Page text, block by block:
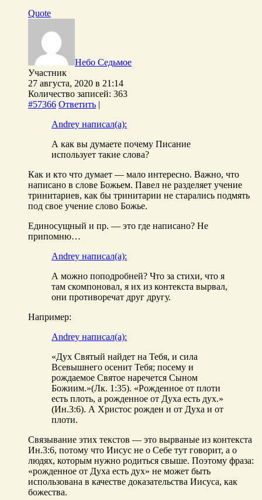
Quote
Небо Седьмое
Участник
27 августа, 2020 в 21:14
Количество записей: 363
#57366 Ответить |
Andrey написал(а):
А как вы думаете почему Писание
использует такие слова?
Как и кто что думает — мало интересно. Важно, что
написано в слове Божьем. Павел не разделяет учение
тринитариев, как бы тринитарии не старались подмять
под свое учение слово Божье.
Единосущный и пр. — это где написано? Не
припомню…
Andrey написал(а):
А можно поподробней? Что за стихи, что я
там скомпоновал, я их из контекста вырвал,
они противоречат друг другу.
Например:
Andrey написал(а):
«Дух Святый найдет на Тебя, и сила
Всевышнего осенит Тебя; посему и
рождаемое Святое наречется Сыном
Божиим.»(Лк. 1:35). «Рожденное от плоти
есть плоть, а рожденное от Духа есть дух.»
(Ин.3:6). А Христос рожден и от Духа и от
плоти.
Связывание этих текстов — это вырваные из контекста
Ин.3:6, потому что Иисус не о Себе тут говорит, а о
людях, которым нужно родиться свыше. Поэтому фраза:
«рожденное от Духа есть дух» не может быть
использована в качестве доказательства Иисуса, как
божества.